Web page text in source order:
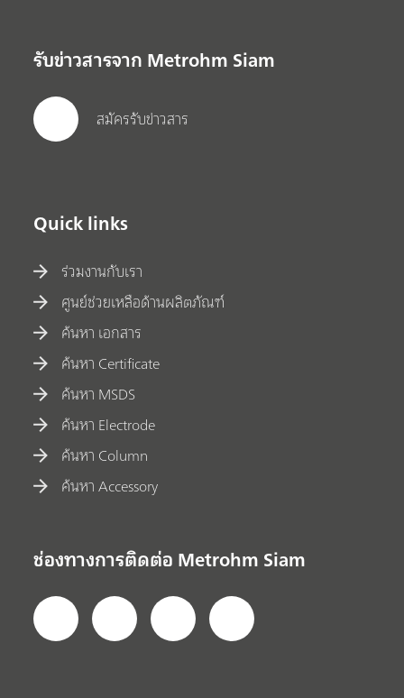
รับข่าวสารจาก Metrohm Siam
สมัครรับข่าวสาร
Quick links
ร่วมงานกับเรา
ศูนย์ช่วยเหลือด้านผลิตภัณฑ์
ค้นหา เอกสาร
ค้นหา Certificate
ค้นหา MSDS
ค้นหา Electrode
ค้นหา Column
ค้นหา Accessory
ช่องทางการติดต่อ Metrohm Siam